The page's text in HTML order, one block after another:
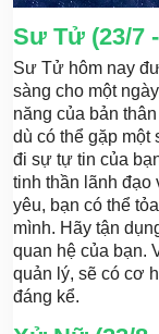
Sư Tử (23/7
Sư Tử hôm nay
sàng cho một
năng của bản
dù có thể gặp một
đi sự tự tin của
tinh thần lãnh đạo
yêu, bạn có thể
mình. Hãy tận
quan hệ của bạn.
quản lý, sẽ có cơ
đáng kể.